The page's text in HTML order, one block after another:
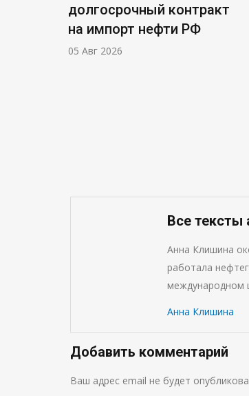
долгосрочный контракт
на импорт нефти РФ
05 Авг 2026
Все тексты
Анна Клишина
работала
международном
Анна Клишина
Добавить комментарий
Ваш адрес email не будет